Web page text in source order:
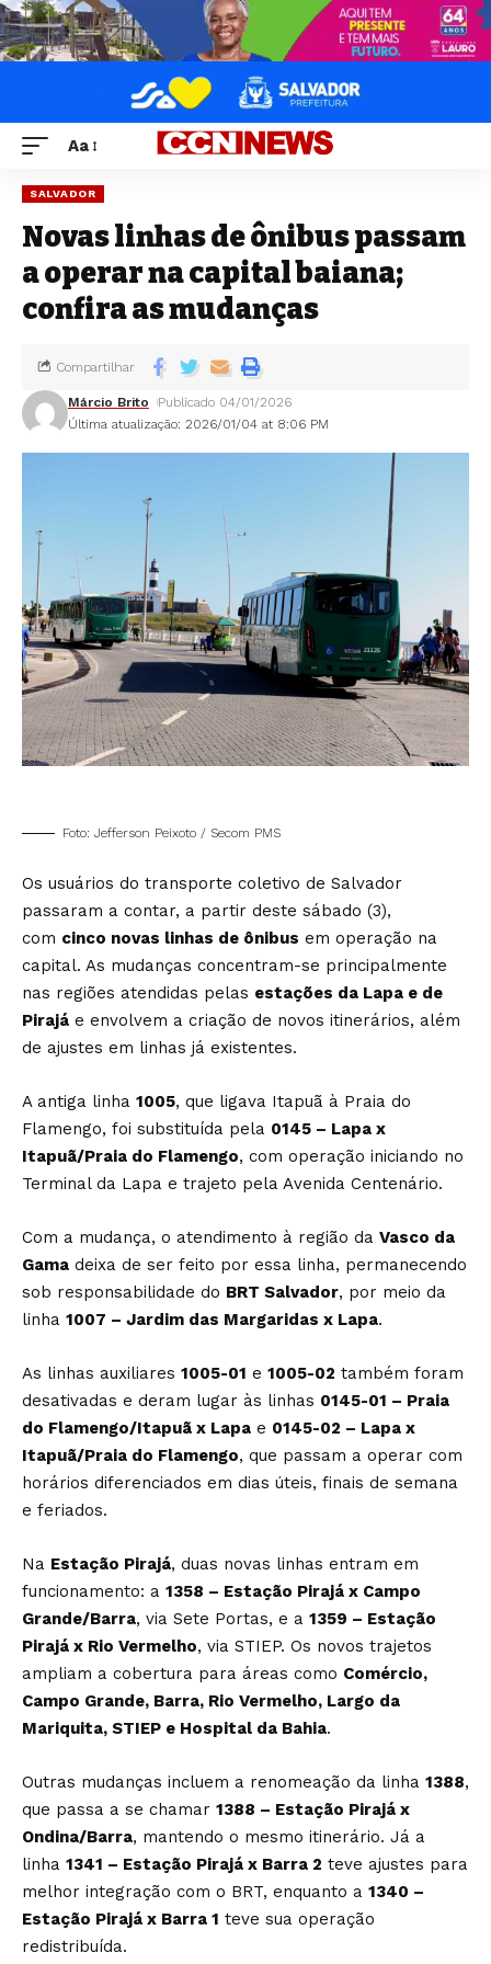
Aa
SALVADOR
Novas linhas de ônibus passam
a operar na capital baiana;
confira as mudanças
Última atualização: 2026/01/04 at 8:06 PM
Márcio Brito Publicado 04/01/2026
Compartilhar
Foto: Jefferson Peixoto / Secom PMS
Os usuários do transporte coletivo de Salvador
passaram a contar, a partir deste sábado (3),
com cinco novas linhas de ônibus em operação na
capital. As mudanças concentram-se principalmente
nas regiões atendidas pelas estações da Lapa e de
Pirajá e envolvem a criação de novos itinerários, além
de ajustes em linhas já existentes.
A antiga linha 1005, que ligava Itapuã à Praia do
Flamengo, foi substituída pela 0145 – Lapa x
Itapuã/Praia do Flamengo, com operação iniciando no
Terminal da Lapa e trajeto pela Avenida Centenário.
Com a mudança, o atendimento à região da Vasco da
Gama deixa de ser feito por essa linha, permanecendo
sob responsabilidade do BRT Salvador, por meio da
linha 1007 – Jardim das Margaridas x Lapa.
As linhas auxiliares 1005-01 e 1005-02 também foram
desativadas e deram lugar às linhas 0145-01 – Praia
do Flamengo/Itapuã x Lapa e 0145-02 – Lapa x
Itapuã/Praia do Flamengo, que passam a operar com
horários diferenciados em dias úteis, finais de semana
e feriados.
Na Estação Pirajá, duas novas linhas entram em
funcionamento: a 1358 – Estação Pirajá x Campo
Grande/Barra, via Sete Portas, e a 1359 – Estação
Pirajá x Rio Vermelho, via STIEP. Os novos trajetos
ampliam a cobertura para áreas como Comércio,
Campo Grande, Barra, Rio Vermelho, Largo da
Mariquita, STIEP e Hospital da Bahia.
Outras mudanças incluem a renomeação da linha 1388,
que passa a se chamar 1388 – Estação Pirajá x
Ondina/Barra, mantendo o mesmo itinerário. Já a
linha 1341 – Estação Pirajá x Barra 2 teve ajustes para
melhor integração com o BRT, enquanto a 1340 –
Estação Pirajá x Barra 1 teve sua operação
redistribuída.